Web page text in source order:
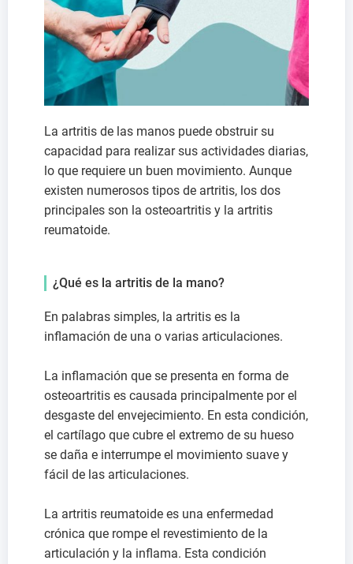
La artritis de las manos puede obstruir su
capacidad para realizar sus actividades diarias,
lo que requiere un buen movimiento. Aunque
existen numerosos tipos de artritis, los dos
principales son la osteoartritis y la artritis
reumatoide.
¿Qué es la artritis de la mano?
En palabras simples, la artritis es la
inflamación de una o varias articulaciones.
La inflamación que se presenta en forma de
osteoartritis es causada principalmente por el
desgaste del envejecimiento. En esta condición,
el cartílago que cubre el extremo de su hueso
se daña e interrumpe el movimiento suave y
fácil de las articulaciones.
La artritis reumatoide es una enfermedad
crónica que rompe el revestimiento de la
articulación y la inflama. Esta condición